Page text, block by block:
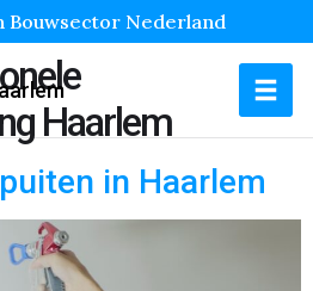
Bouwsector Nederland
Haarlem
in Haarlem